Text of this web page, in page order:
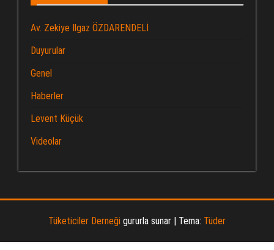
Av. Zekiye Ilgaz ÖZDARENDELİ
Duyurular
Genel
Haberler
Levent Küçük
Videolar
Tüketiciler Derneği gururla sunar | Tema: Tüder